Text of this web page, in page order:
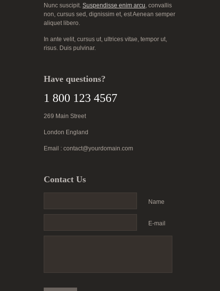
Nunc suscipit. Suspendisse enim arcu, convallis
non, cursus sed, dignissim et, est Aenean semper
aliquet libero.
In ante velit, cursus ut, ultrices vitae, tempor ut,
risus. Duis pulvinar.
Have questions?
1 800 123 4567
269 Main Street
London England
Email : contact@yourdomain.com
Contact Us
Name
E-mail